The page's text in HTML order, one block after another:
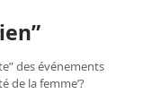
des événements
de la femme’?